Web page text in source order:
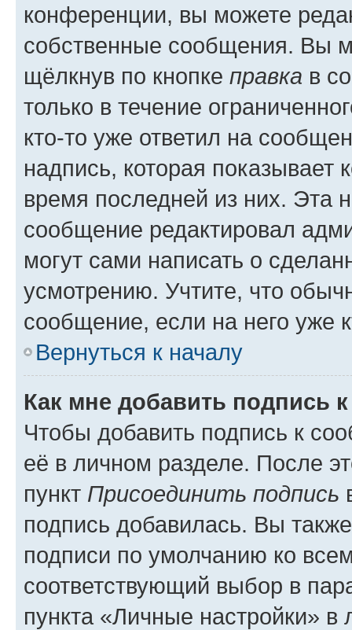
конференции, вы можете
собственные сообщения. Вы
щёлкнув по кнопке правка в
только в течение
кто-то уже ответил на
надпись, которая показывает
время последней из них. Эта
сообщение редактировал
могут сами написать о
усмотрению. Учтите, что
сообщение, если на него уже
Вернуться к началу
Как мне добавить подпись
Чтобы добавить подпись к
её в личном разделе. После
пункт Присоединить подпись
подпись добавилась. Вы
подписи по умолчанию ко
соответствующий выбор в
пункта «Личные настройки»